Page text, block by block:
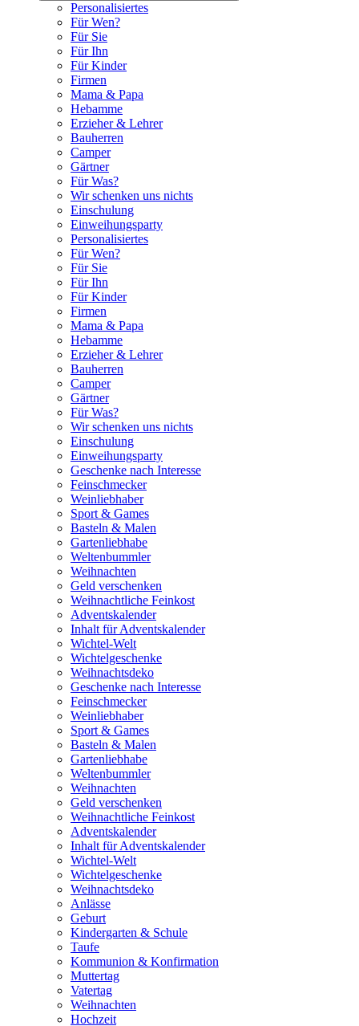
Personalisiertes
Für Wen?
Für Sie
Für Ihn
Für Kinder
Firmen
Mama & Papa
Hebamme
Erzieher & Lehrer
Bauherren
Camper
Gärtner
Für Was?
Wir schenken uns nichts
Einschulung
Einweihungsparty
Personalisiertes
Für Wen?
Für Sie
Für Ihn
Für Kinder
Firmen
Mama & Papa
Hebamme
Erzieher & Lehrer
Bauherren
Camper
Gärtner
Für Was?
Wir schenken uns nichts
Einschulung
Einweihungsparty
Geschenke nach Interesse
Feinschmecker
Weinliebhaber
Sport & Games
Basteln & Malen
Gartenliebhabe
Weltenbummler
Weihnachten
Geld verschenken
Weihnachtliche Feinkost
Adventskalender
Inhalt für Adventskalender
Wichtel-Welt
Wichtelgeschenke
Weihnachtsdeko
Geschenke nach Interesse
Feinschmecker
Weinliebhaber
Sport & Games
Basteln & Malen
Gartenliebhabe
Weltenbummler
Weihnachten
Geld verschenken
Weihnachtliche Feinkost
Adventskalender
Inhalt für Adventskalender
Wichtel-Welt
Wichtelgeschenke
Weihnachtsdeko
Anlässe
Geburt
Kindergarten & Schule
Taufe
Kommunion & Konfirmation
Muttertag
Vatertag
Weihnachten
Hochzeit